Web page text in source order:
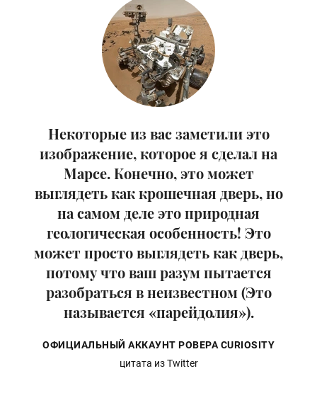
Некоторые из вас заметили это
изображение, которое я сделал на
Марсе. Конечно, это может
выглядеть как крошечная дверь, но
на самом деле это природная
геологическая особенность! Это
может просто выглядеть как дверь,
потому что ваш разум пытается
разобраться в неизвестном (Это
называется «парейдолия»).
ОФИЦИАЛЬНЫЙ АККАУНТ РОВЕРА CURIOSITY
цитата из Twitter